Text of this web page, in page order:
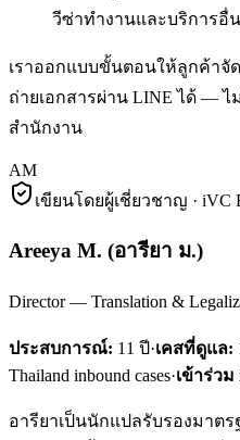
วีซ่าทำงานและบริการอื่น
เราออกแบบขั้นตอนให้ลูกค้าจั
ถ่ายเอกสารผ่าน LINE ได้ — ไ
สำนักงาน
AM
เขียนโดยผู้เชี่ยวชาญ · iVC
Areeya M. (อารียา ม.)
Director — Translation &
ประสบการณ์: 11 ปี·เคสที่ดูแล:
Thailand inbound cases·เข้าร่วม
อารียาเป็นนักแปลรับรองมาตร